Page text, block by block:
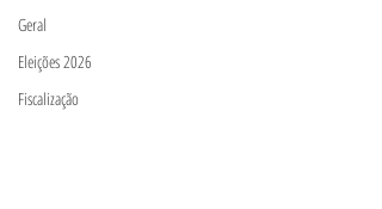
Geral
Eleições 2026
Fiscalização